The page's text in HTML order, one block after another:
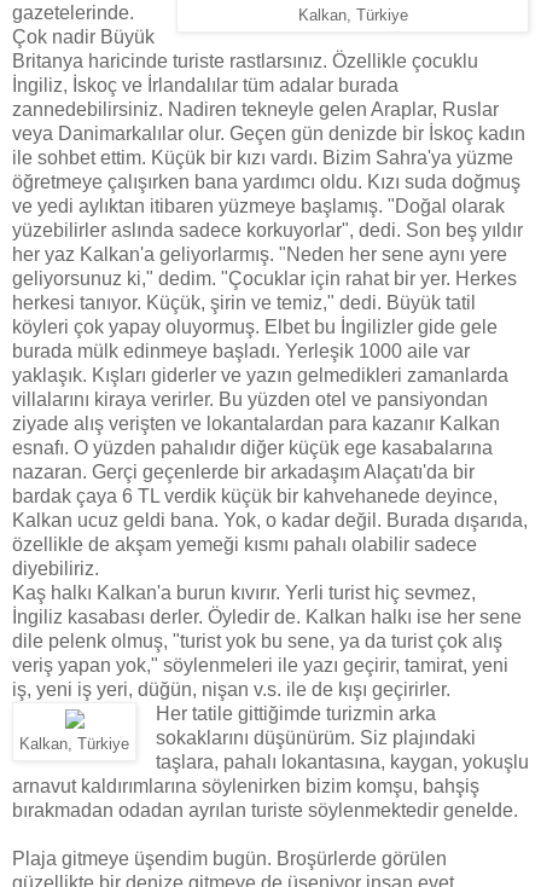
Kalkan, Türkiye
gazetelerinde.
Çok nadir Büyük
Britanya haricinde turiste rastlarsınız. Özellikle çocuklu
İngiliz, İskoç ve İrlandalılar tüm adalar burada
zannedebilirsiniz. Nadiren tekneyle gelen Araplar, Ruslar
veya Danimarkalılar olur. Geçen gün denizde bir İskoç kadın
ile sohbet ettim. Küçük bir kızı vardı. Bizim Sahra'ya yüzme
öğretmeye çalışırken bana yardımcı oldu. Kızı suda doğmuş
ve yedi aylıktan itibaren yüzmeye başlamış. "Doğal olarak
yüzebilirler aslında sadece korkuyorlar", dedi. Son beş yıldır
her yaz Kalkan'a geliyorlarmış. "Neden her sene aynı yere
geliyorsunuz ki," dedim. "Çocuklar için rahat bir yer. Herkes
herkesi tanıyor. Küçük, şirin ve temiz," dedi. Büyük tatil
köyleri çok yapay oluyormuş. Elbet bu İngilizler gide gele
burada mülk edinmeye başladı. Yerleşik 1000 aile var
yaklaşık. Kışları giderler ve yazın gelmedikleri zamanlarda
villalarını kiraya verirler. Bu yüzden otel ve pansiyondan
ziyade alış verişten ve lokantalardan para kazanır Kalkan
esnafı. O yüzden pahalıdır diğer küçük ege kasabalarına
nazaran. Gerçi geçenlerde bir arkadaşım Alaçatı'da bir
bardak çaya 6 TL verdik küçük bir kahvehanede deyince,
Kalkan ucuz geldi bana. Yok, o kadar değil. Burada dışarıda,
özellikle de akşam yemeği kısmı pahalı olabilir sadece
diyebiliriz.
Kaş halkı Kalkan'a burun kıvırır. Yerli turist hiç sevmez,
İngiliz kasabası derler. Öyledir de. Kalkan halkı ise her sene
dile pelenk olmuş, "turist yok bu sene, ya da turist çok alış
veriş yapan yok," söylenmeleri ile yazı geçirir, tamirat, yeni
iş, yeni iş yeri, düğün, nişan v.s. ile de kışı geçirirler.
Kalkan, Türkiye
Her tatile gittiğimde turizmin arka
sokaklarını düşünürüm. Siz plajındaki
taşlara, pahalı lokantasına, kaygan, yokuşlu
arnavut kaldırımlarına söylenirken bizim komşu, bahşiş
bırakmadan odadan ayrılan turiste söylenmektedir genelde.
Plaja gitmeye üşendim bugün. Broşürlerde görülen
güzellikte bir denize gitmeye de üşeniyor insan evet.